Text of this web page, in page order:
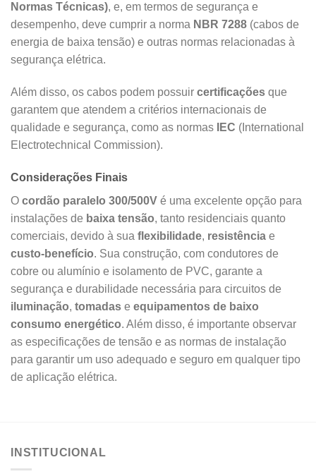
Normas Técnicas), e, em termos de segurança e
desempenho, deve cumprir a norma NBR 7288 (cabos de
energia de baixa tensão) e outras normas relacionadas à
segurança elétrica.
Além disso, os cabos podem possuir certificações que
garantem que atendem a critérios internacionais de
qualidade e segurança, como as normas
IEC (International
Electrotechnical Commission).
Considerações Finais
O cordão paralelo 300/500V é uma excelente opção para
instalações de baixa tensão, tanto residenciais quanto
comerciais, devido à sua flexibilidade, resistência e
custo-benefício. Sua construção, com condutores de
cobre ou alumínio e isolamento de PVC, garante a
segurança e durabilidade necessária para circuitos de
iluminação, tomadas e equipamentos de baixo
consumo energético. Além disso, é importante observar
as especificações de tensão e as normas de instalação
para garantir um uso adequado e seguro em qualquer tipo
de aplicação elétrica.
INSTITUCIONAL